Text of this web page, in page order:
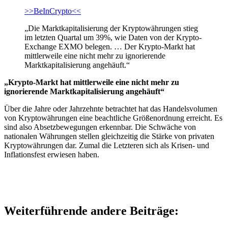
>>BeInCrypto<<
„Die Marktkapitalisierung der Kryptowährungen stieg
im letzten Quartal um 39%, wie Daten von der Krypto-
Exchange EXMO belegen. … Der Krypto-Markt hat
mittlerweile eine nicht mehr zu ignorierende
Marktkapitalisierung angehäuft.“
„Krypto-Markt hat mittlerweile eine nicht mehr zu
ignorierende Marktkapitalisierung angehäuft“
Über die Jahre oder Jahrzehnte betrachtet hat das Handelsvolumen
von Kryptowährungen eine beachtliche Größenordnung erreicht. Es
sind also Absetzbewegungen erkennbar. Die Schwäche von
nationalen Währungen stellen gleichzeitig die Stärke von privaten
Kryptowährungen dar. Zumal die Letzteren sich als Krisen- und
Inflationsfest erwiesen haben.
Weiterführende andere Beiträge: